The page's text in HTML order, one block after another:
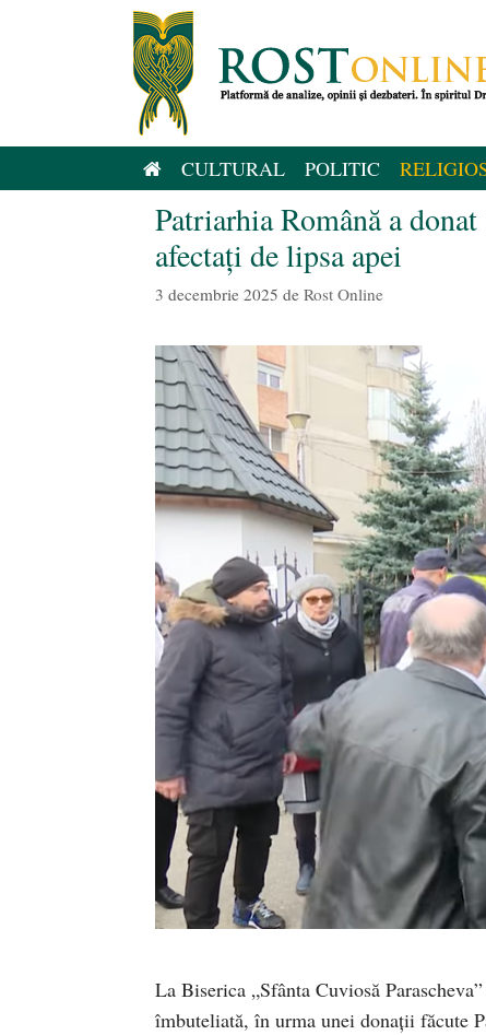
CULTURAL POLITIC
Patriarhia Română a
afectați de lipsa apei
3 decembrie 2025 de Rost Online
La Biserica „Sfânta Cuviosă
îmbuteliată, în urma unei donații făcute